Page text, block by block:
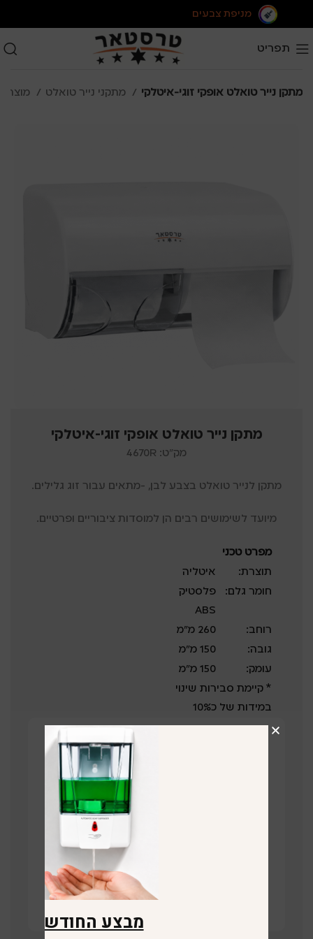
מניפת צבעים
תפריט
מוצרי ואביזרי היגיינה מתקני נייר טואלט מתקן נייר טואלט אופקי זוגי-איטלקי
מתקן נייר טואלט אופקי זוגי-איטלקי
מק"ט: 4670R
מתקן לנייר טואלט בצבע לבן, -מתאים עבור זוג גלילים.
מיועד לשימושים רבים הן למוסדות ציבוריים ופרטיים.
מפרט טכני
תוצרת:
איטליה
חומר גלם:
פלסטיק
ABS
רוחב:
260 מ”מ
גובה:
150 מ”מ
עומק:
150 מ”מ
* קיימת סבירות שינוי
במידות של כ10%
קבלו הצעת מחיר על המוצר!
השאירו פרטים ונציג שלנו יחזור בהקדם
תחזרו אליי
קישור לוויז
מבצע החודש